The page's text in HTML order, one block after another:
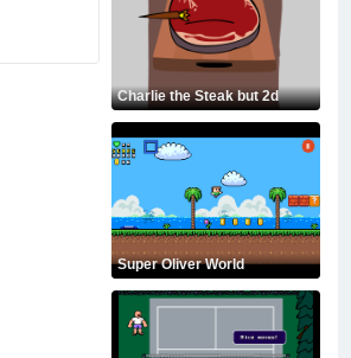
Charlie the Steak but 2d
Super Oliver World